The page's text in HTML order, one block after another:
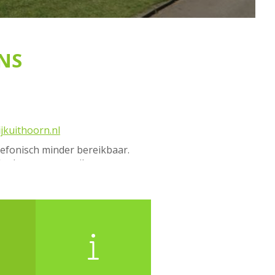
minder bereikbaar.
kunt u een mail sturen